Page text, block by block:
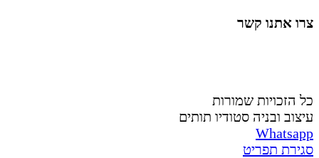
צרו אתנו קשר
כל הזכויות שמורות
עיצוב ובניה סטודיו תותים
Whatsapp
סגירת תפריט